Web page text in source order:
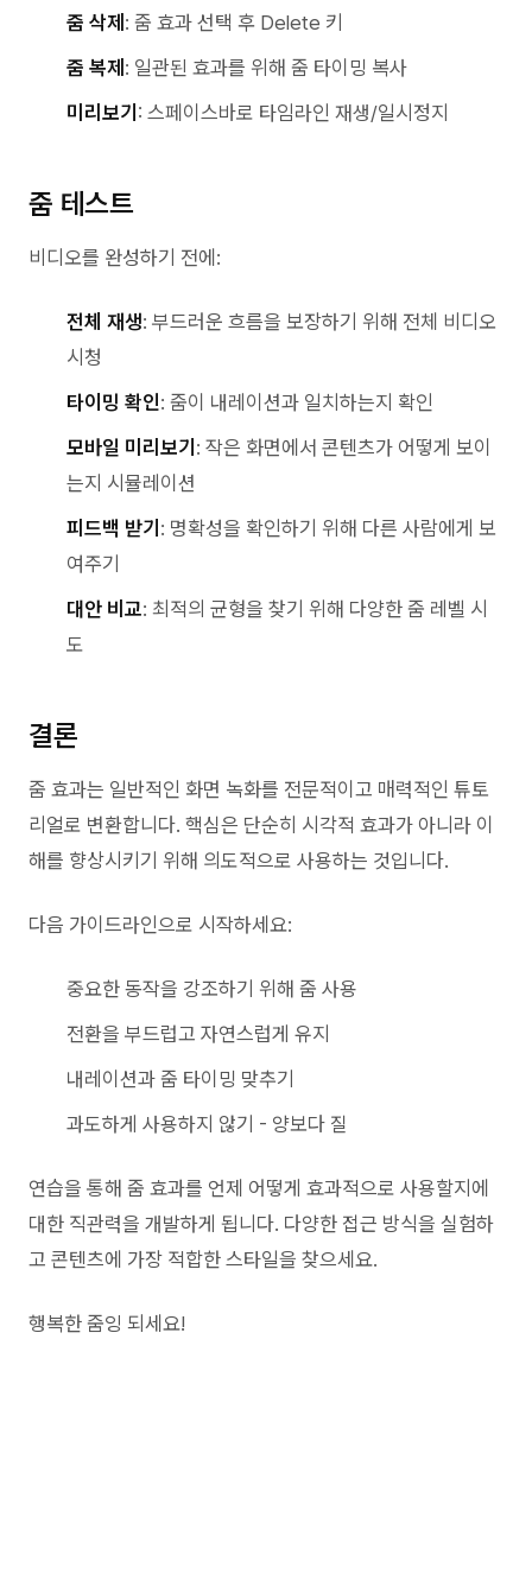
줌 삭제 : 줌 효과 선택 후 Delete 키
줌 복제 : 일관된 효과를 위해 줌 타이밍 복사
미리보기 : 스페이스바로 타임라인 재생/일시정지
줌 테스트
비디오를 완성하기 전에:
전체 재생: 부드러운 흐름을 보장하기 위해 전체 비디오
시청
타이밍 확인: 줌이 내레이션과 일치하는지 확인
모바일 미리보기 : 작은 화면에서 콘텐츠가 어떻게 보이
는지 시뮬레이션
피드백 받기 : 명확성을 확인하기 위해 다른 사람에게 보
여주기
대안 비교: 최적의 균형을 찾기 위해 다양한 줌 레벨 시
도
결론
줌 효과는 일반적인 화면 녹화를 전문적이고 매력적인 튜토
리얼로 변환합니다. 핵심은 단순히 시각적 효과가 아니라 이
해를 향상시키기 위해 의도적으로 사용하는 것입니다.
다음 가이드라인으로 시작하세요:
중요한 동작을 강조하기 위해 줌 사용
전환을 부드럽고 자연스럽게 유지
내레이션과 줌 타이밍 맞추기
과도하게 사용하지 않기 - 양보다 질
연습을 통해 줌 효과를 언제 어떻게 효과적으로 사용할지에
대한 직관력을 개발하게 됩니다. 다양한 접근 방식을 실험하
고 콘텐츠에 가장 적합한 스타일을 찾으세요.
행복한 줌잉 되세요!